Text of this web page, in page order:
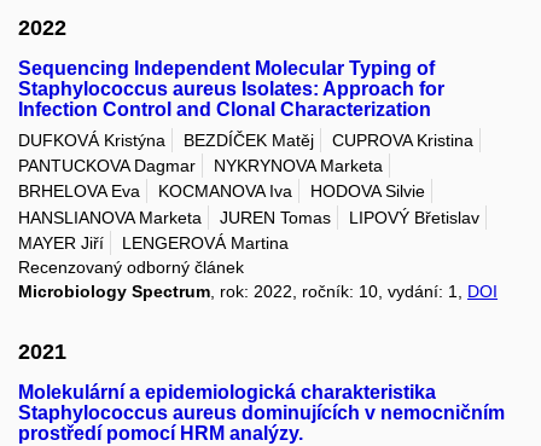
2022
Sequencing Independent Molecular Typing of
Staphylococcus aureus Isolates: Approach for
Infection Control and Clonal Characterization
DUFKOVÁ Kristýna BEZDÍČEK Matěj
CUPROVA Kristina
PANTUCKOVA Dagmar
NYKRYNOVA Marketa
BRHELOVA Eva
KOCMANOVA Iva
HODOVA Silvie
HANSLIANOVA Marketa
JUREN Tomas
LIPOVÝ Břetislav
MAYER Jiří
LENGEROVÁ Martina
Recenzovaný odborný článek
Microbiology Spectrum , rok: 2022, ročník: 10, vydání: 1, DOI
2021
Molekulární a epidemiologická charakteristika
Staphylococcus aureus dominujících v nemocničním
prostředí pomocí HRM analýzy.